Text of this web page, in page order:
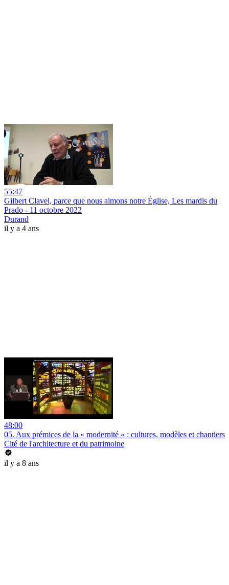
55:47
Gilbert Clavel, parce que nous aimons notre Église, Les mardis du
Prado - 11 octobre 2022
Durand
il y a 4 ans
48:00
05. Aux prémices de la « modernité » : cultures, modèles et chantiers
Cité de l'architecture et du patrimoine
il y a 8 ans